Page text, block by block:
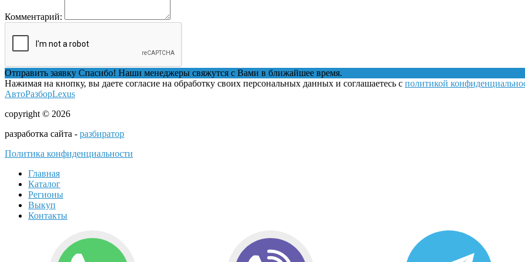
Комментарий:
Отправить заявку Спасибо! Наши менеджеры свяжутся с Вами в ближайшее время.
Нажимая на кнопку, вы даете согласие на обработку своих персональных данных и соглашаетесь с политикой
АвтоРазборLexus
copyright © 2026
разработка сайта - разбиратор
Политика конфиденциальности
Главная
Каталог
Регионы
Выкуп
Контакты